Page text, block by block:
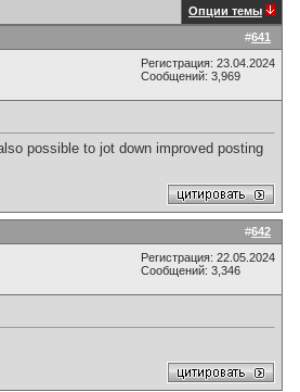
Опции темы
#641
Регистрация: 23.04.2024
Сообщений: 3,969
possible to jot down improved posting
#642
Регистрация: 22.05.2024
Сообщений: 3,346